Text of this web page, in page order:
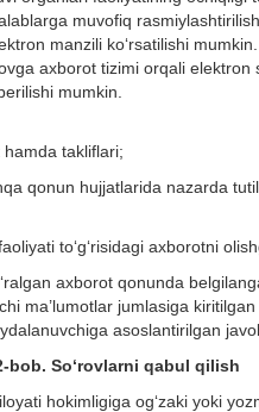
muvofiq
manzili kо‘rsatilishi
axborot tizimi orqali elektron
mumkin.
takliflari;
qonun hujjatlarida nazarda
tо‘g‘risidagi axborotni
axborot qonunda
ma’lumotlar jumlasiga kiritilgan
asoslantirilgan
bob. Sо‘rovlarni qabul qilish
hokimligiga og‘zaki yoki